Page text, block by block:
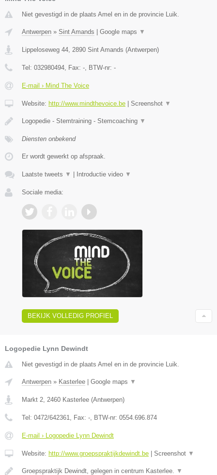
Niet gevestigd in de plaats Amel en in de provincie Luik.
Antwerpen » Sint Amands | Google maps ▼
Lippeloseweg 44 2890 Sint Amands (Antwerpen)
Tel: 032980494 , Fax: - , BTW-nr: -
E-mail › Mind The Voice
Website: http://www.mindthevoice.be | Screenshot ▼
Logopedie - Stemtraining - Stemcoaching ▼
Diensten onbekend
Er wordt gewerkt op afspraak.
Laatste tweets ▼ | Introductie video ▼
Sociale media:
BEKIJK VOLLEDIG PROFIEL
Logopedie Lynn Dewindt
Niet gevestigd in de plaats Amel en in de provincie Luik.
Antwerpen » Kasterlee | Google maps ▼
Markt 2 2460 Kasterlee (Antwerpen)
Tel: 0472/642361 , Fax: - , BTW-nr: 0554.696.874
E-mail › Logopedie Lynn Dewindt
Website: http://www.groepspraktijkdewindt.be | Screenshot ▼
Groepspraktijk Dewindt, gelegen in centrum Kasterlee. ▼